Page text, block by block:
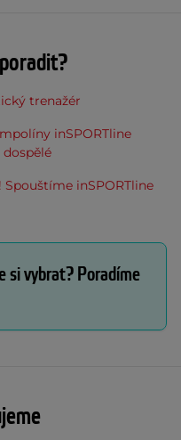
trenažér
inSPORTline
inSPORTline
si vybrat? Poradíme